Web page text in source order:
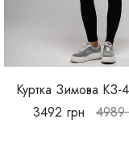
Куртка Зимова КЗ-
3492 грн 4989